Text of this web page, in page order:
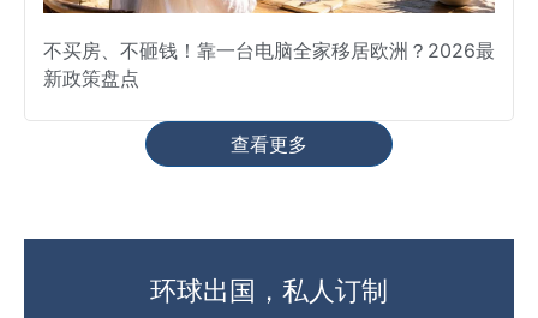
不买房、不砸钱！靠一台电脑全家移居欧洲？2026最
新政策盘点
查看更多
环球出国，私人订制